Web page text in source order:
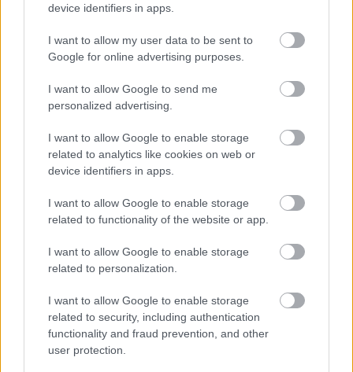
device identifiers in apps.
I want to allow my user data to be sent to
Google for online advertising purposes.
I want to allow Google to send me
personalized advertising.
I want to allow Google to enable storage
related to analytics like cookies on web or
device identifiers in apps.
I want to allow Google to enable storage
related to functionality of the website or app.
I want to allow Google to enable storage
related to personalization.
I want to allow Google to enable storage
related to security, including authentication
functionality and fraud prevention, and other
user protection.
Az indulás előtt tíz napig Budapesten próbált a
társulat. Az Első Magyar Tábori Színház – vagy
ahogyan még említették: a Magyar Tábori Színház –
a fennmaradt színlap szerint: a „legfelsőbb